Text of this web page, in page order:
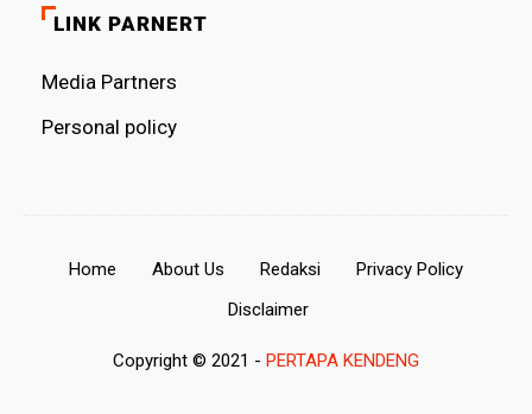
LINK PARNERT
Media Partners
Personal policy
Home About Us Redaksi
Privacy Policy
Disclaimer
Copyright © 2021 - PERTAPA KENDENG